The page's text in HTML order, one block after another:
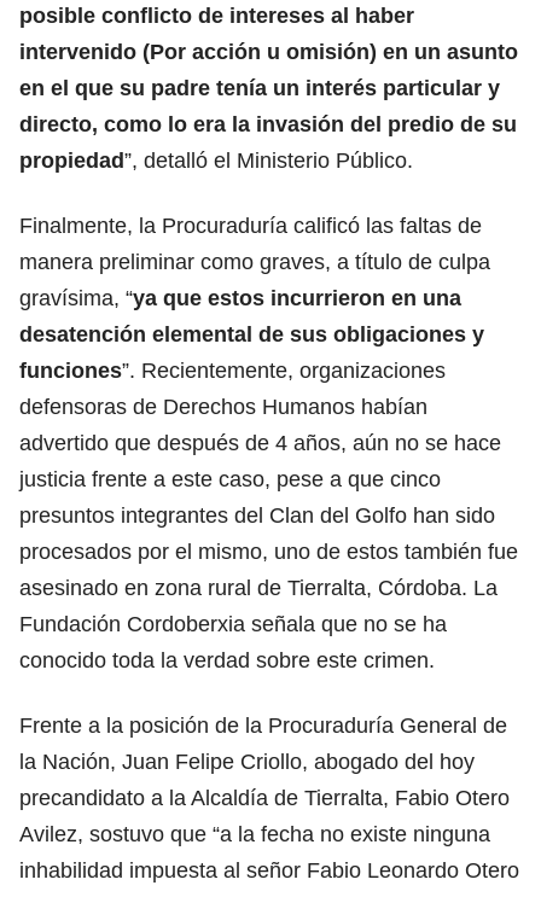
posible conflicto de intereses al haber
intervenido (Por acción u omisión) en un asunto
en el que su padre tenía un interés particular y
directo, como lo era la invasión del predio de su
propiedad”, detalló el Ministerio Público.
Finalmente, la Procuraduría calificó las faltas de
manera preliminar como graves, a título de culpa
gravísima, “ya que estos incurrieron en una
desatención elemental de sus obligaciones y
funciones”. Recientemente, organizaciones
defensoras de Derechos Humanos habían
advertido que después de 4 años, aún no se hace
justicia frente a este caso, pese a que cinco
presuntos integrantes del Clan del Golfo han sido
procesados por el mismo, uno de estos también fue
asesinado en zona rural de Tierralta, Córdoba. La
Fundación Cordoberxia señala que no se ha
conocido toda la verdad sobre este crimen.
Frente a la posición de la Procuraduría General de
la Nación, Juan Felipe Criollo, abogado del hoy
precandidato a la Alcaldía de Tierralta, Fabio Otero
Avilez, sostuvo que “a la fecha no existe ninguna
inhabilidad impuesta al señor Fabio Leonardo Otero